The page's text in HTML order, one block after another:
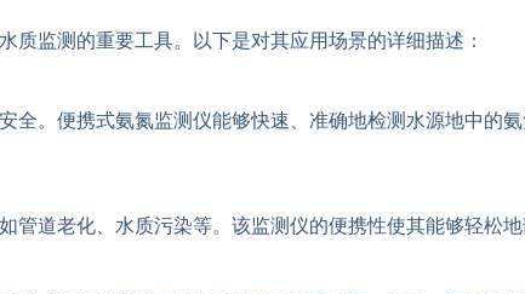
监测的重要工具。以下是对其应用场景的详细描述：
全。便携式氨氮监测仪能够快速、准确地检测水源地中的
道老化、水质污染等。该监测仪的便携性使其能够轻松